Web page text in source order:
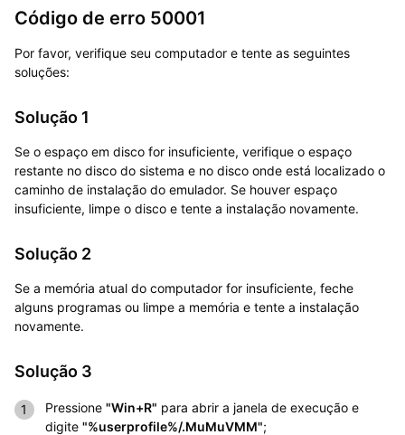
Código de erro 50001
Por favor, verifique seu computador e tente as seguintes
soluções:
Solução 1
Se o espaço em disco for insuficiente, verifique o espaço
restante no disco do sistema e no disco onde está localizado o
caminho de instalação do emulador. Se houver espaço
insuficiente, limpe o disco e tente a instalação novamente.
Solução 2
Se a memória atual do computador for insuficiente, feche
alguns programas ou limpe a memória e tente a instalação
novamente.
Solução 3
Pressione "Win+R" para abrir a janela de execução e
digite "%userprofile%/.MuMuVMM";